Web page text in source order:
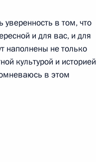
сайта
в том, что
и для вас, и для
наполнены не только
культурой и историей
в этом